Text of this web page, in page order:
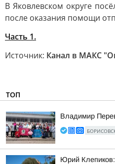
В Яковлевском округе
после оказания помощи
Часть 1.
Источник: Канал в МАКС
ТОП
Владимир
Юрий